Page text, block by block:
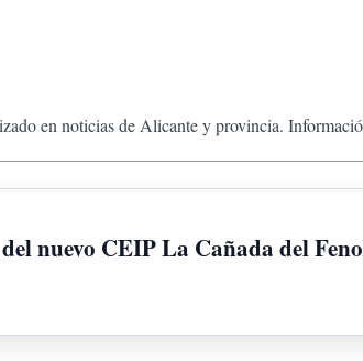
en noticias de Alicante y provincia.
nuevo CEIP La Cañada del